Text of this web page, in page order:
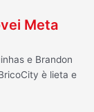
Meta
e Brandon
è lieta e